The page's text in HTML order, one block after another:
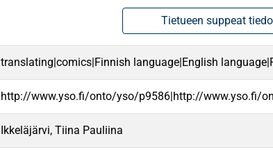
Tietueen suppeat
translating|comics|Finnish language|English
http://www.yso.fi/onto/yso/p9586|http://www.yso.fi/
Ikkeläjärvi, Tiina Pauliina